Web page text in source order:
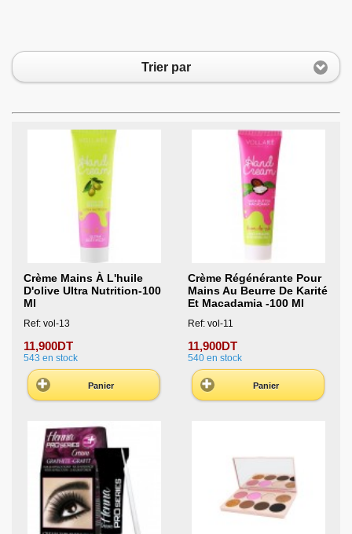
Trier par
Crème Mains À L'huile
D'olive Ultra Nutrition-100
Ml
Ref: vol-13
11,900DT
543 en stock
Panier
Crème Régénérante Pour
Mains Au Beurre De Karité
Et Macadamia -100 Ml
Ref: vol-11
11,900DT
540 en stock
Panier